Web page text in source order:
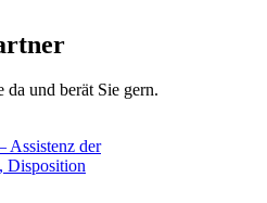
da und berät Sie gern.